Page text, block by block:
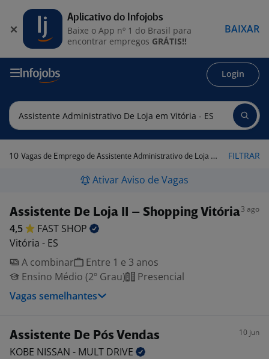
Login
10 Vagas de Emprego de Assistente Administrativo de Loja em Vitória - ES FILTRAR
Ativar Aviso de Vagas
Assistente De Loja II – Shopping Vitória3 ago
4,5 FAST SHOP
Vitória - ES
A combinar
Entre 1 e 3 anos
Ensino Médio (2º Grau)
Presencial
Vagas semelhantes
Assistente De Pós Vendas 10 jun
KOBE NISSAN - MULT DRIVE
Aplicativo do Infojobs
Baixe o App nº 1 do Brasil para
encontrar empregos GRÁTIS!!
BAIXAR